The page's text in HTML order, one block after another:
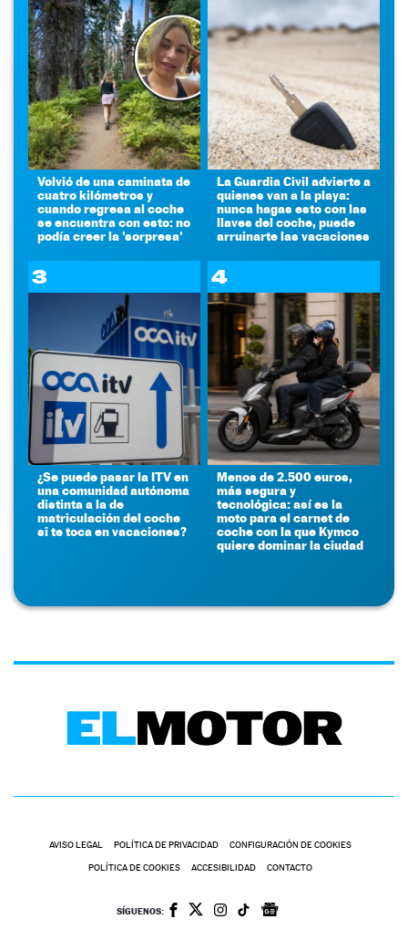
Volvió de una caminata de
cuatro kilómetros y
cuando regresa al coche
se encuentra con esto: no
podía creer la 'sorpresa'
La Guardia Civil advierte a
quienes van a la playa:
nunca hagas esto con las
llaves del coche, puede
arruinarte las vacaciones
3
¿Se puede pasar la ITV en
una comunidad autónoma
distinta a la de
matriculación del coche
si te toca en vacaciones?
4
Menos de 2.500 euros,
más segura y
tecnológica: así es la
moto para el carnet de
coche con la que Kymco
quiere dominar la ciudad
AVISO LEGAL POLÍTICA DE PRIVACIDAD CONFIGURACIÓN DE COOKIES
POLÍTICA DE COOKIES ACCESIBILIDAD CONTACTO
SÍGUENOS: